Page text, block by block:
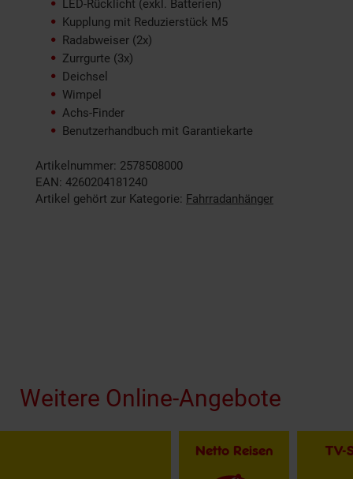
LED-Rücklicht (exkl. Batterien)
Kupplung mit Reduzierstück M5
Radabweiser (2x)
Zurrgurte (3x)
Deichsel
Wimpel
Achs-Finder
Benutzerhandbuch mit Garantiekarte
Artikelnummer: 2578508000
EAN: 4260204181240
Artikel gehört zur Kategorie: Fahrradanhänger
Weitere Online-Angebote
Netto Reisen TV-